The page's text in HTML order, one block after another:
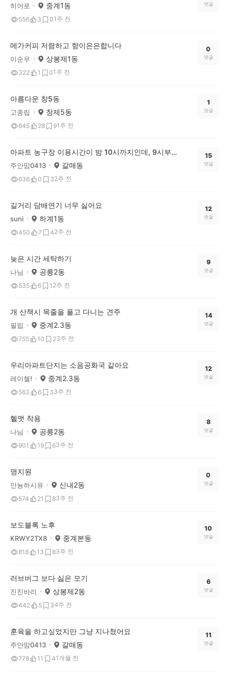
히어로 중계1동
556 3 01주 전
댓글
메가커피 저렴하고 향이은은합니다
이순우 상봉제1동
322 1 01주 전
0
댓글
아름다운 창5동
고종립 창제5동
845 28 91주 전
1
댓글
아파트 농구장 이용시간이 밤 10시까지인데, 9시부터 눈치를 봐야 할까요?
주안맘0413 갈매동
636 0 32주 전
15
댓글
길거리 담배연기 너무 싫어요
suni 하계1동
450 7 42주 전
12
댓글
늦은 시간 세탁하기
나님 공릉2동
535 6 1 2주 전
9
댓글
개 산책시 목줄을 풀고 다니는 견주
필립 중계2.3동
755 10 23주 전
14
댓글
우리아파트단지는 소음공화국 같아요
레이첼! 중계2.3동
563 6 33주 전
12
댓글
헬맷 착용
나님 공릉2동
901 19 63주 전
8
댓글
명지원
안뇽하시유 신내2동
574 21 83주 전
0
댓글
보도블록 노후
KRWY2TX8 중계본동
818 13 83주 전
10
댓글
러브버그 보다 싫은 모기
진진바리 상봉제2동
442 5 34주 전
6
댓글
훈육을 하고싶었지만 그냥 지나쳤어요
주안맘0413 갈매동
778 11 41개월 전
11
댓글